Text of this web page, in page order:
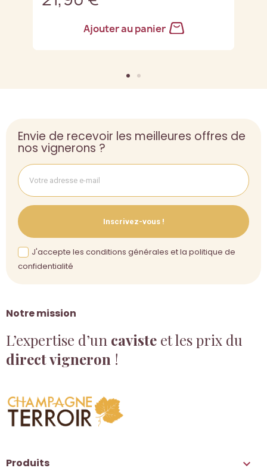
Ajouter au panier
Notre mission
L’expertise d’un caviste et les prix du
direct vigneron !
Envie de recevoir les meilleures offres de
nos vignerons ?
Inscrivez-vous !
J'accepte les conditions générales et la politique de
confidentialité
Produits 